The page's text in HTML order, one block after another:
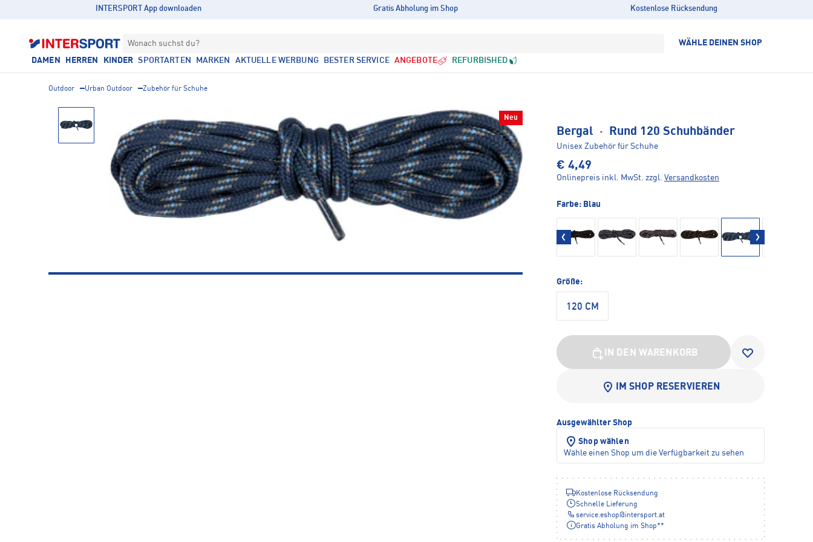
INTERSPORT App downloaden Gratis Abholung im Shop Kostenlose Rücksendung
Wonach suchst du? WÄHLE DEINEN SHOP
DAMEN HERREN KINDER SPORTARTEN MARKEN AKTUELLE WERBUNG BESTER SERVICE ANGEBOTE REFURBISHED
Outdoor Urban Outdoor Zubehör für Schuhe
Neu
Bergal · Rund 120 Schuhbänder
Unisex Zubehör für Schuhe
€ 4,49
Onlinepreis inkl. MwSt. zzgl. Versandkosten
Farbe: Blau
Größe:
120 CM
IN DEN WARENKORB
IM SHOP RESERVIEREN
Ausgewählter Shop
Shop wählen
Wähle einen Shop um die Verfügbarkeit zu sehen
Kostenlose Rücksendung
Schnelle Lieferung
service.eshop@intersport.at
Gratis Abholung im Shop**